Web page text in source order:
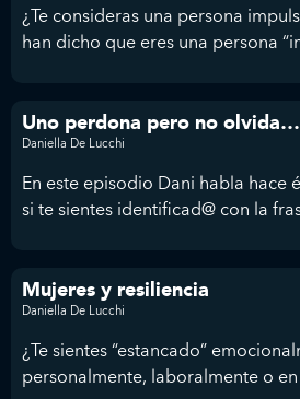
¿Te consideras una persona
han dicho que eres una persona
Uno perdona pero no olvida…
Daniella De Lucchi
En este episodio Dani habla hace
si te sientes identificad@ con la
Mujeres y resiliencia
Daniella De Lucchi
¿Te sientes “estancado”
personalmente, laboralmente o